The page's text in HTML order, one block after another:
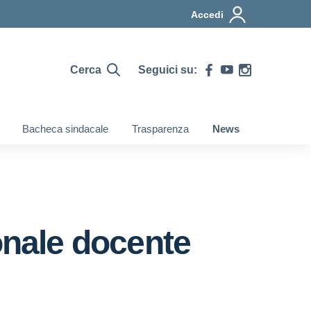
Accedi
Cerca Seguici su:
Bacheca sindacale Trasparenza News
docente